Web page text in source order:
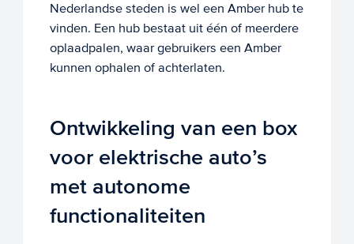
Nederlandse steden is wel een Amber hub te
vinden. Een hub bestaat uit één of meerdere
oplaadpalen, waar gebruikers een Amber
kunnen ophalen of achterlaten.
Ontwikkeling van een box
voor elektrische auto’s
met autonome
functionaliteiten